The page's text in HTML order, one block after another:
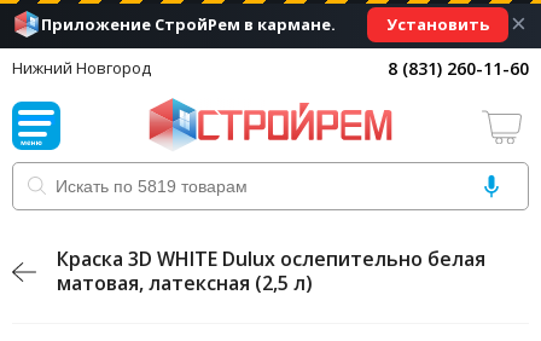
Приложение СтройРем в кармане. Установить ×
Нижний Новгород 8 (831) 260-11-60
Краска 3D WHITE Dulux ослепительно белая
матовая, латексная (2,5 л)